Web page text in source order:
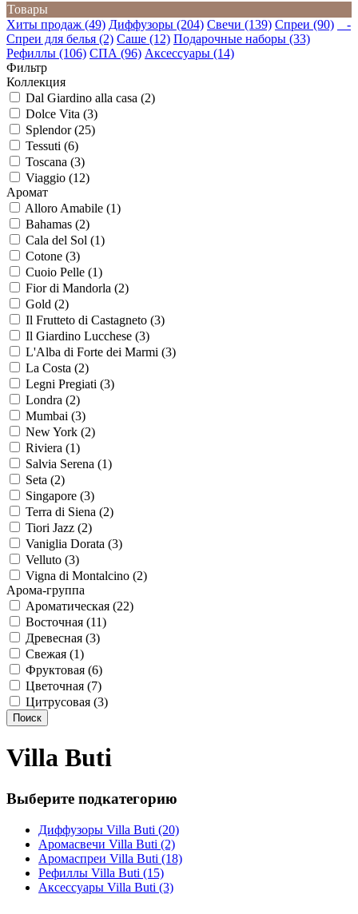
Товары
Хиты продаж (49) Диффузоры (204) Свечи (139) Спреи (90)
-
Спреи для белья (2) Саше (12) Подарочные наборы (33)
Рефиллы (106) СПА (96) Аксессуары (14)
Фильтр
Коллекция
Dal Giardino alla casa (2)
Dolce Vita (3)
Splendor (25)
Tessuti (6)
Toscana (3)
Viaggio (12)
Аромат
Alloro Amabile (1)
Bahamas (2)
Cala del Sol (1)
Cotone (3)
Cuoio Pelle (1)
Fior di Mandorla (2)
Gold (2)
Il Frutteto di Castagneto (3)
Il Giardino Lucchese (3)
L'Alba di Forte dei Marmi (3)
La Costa (2)
Legni Pregiati (3)
Londra (2)
Mumbai (3)
New York (2)
Riviera (1)
Salvia Serena (1)
Seta (2)
Singapore (3)
Terra di Siena (2)
Tiori Jazz (2)
Vaniglia Dorata (3)
Velluto (3)
Vigna di Montalcino (2)
Арома-группа
Ароматическая (22)
Восточная (11)
Древесная (3)
Свежая (1)
Фруктовая (6)
Цветочная (7)
Цитрусовая (3)
Поиск
Villa Buti
Выберите подкатегорию
Диффузоры Villa Buti (20)
Аромасвечи Villa Buti (2)
Аромаспреи Villa Buti (18)
Рефиллы Villa Buti (15)
Аксессуары Villa Buti (3)